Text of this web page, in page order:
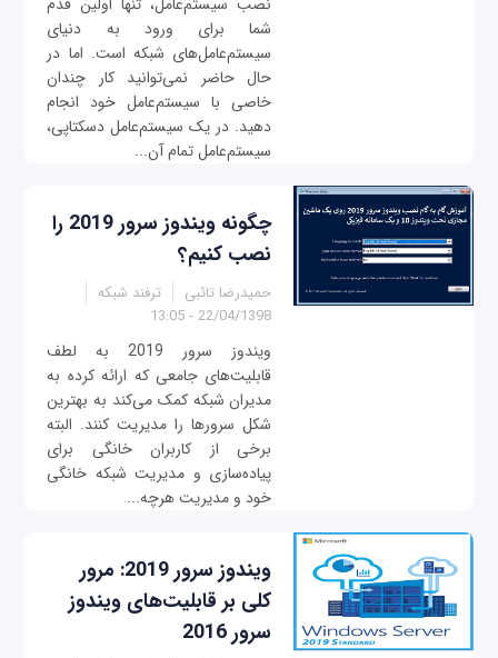
شما برای ورود به دنیای
سیستم‌عامل‌های شبکه است. اما در
حال حاضر نمی‌توانید کار چندان
خاصی با سیستم‌عامل خود انجام
دهید. در یک سیستم‌عامل دسکتاپی،
سیستم‌عامل تمام آن...
چگونه ویندوز سرور 2019 را
نصب کنیم؟
حمیدرضا تائبی
ترفند شبکه
22/04/1398 - 13:05
ویندوز سرور 2019 به لطف
قابلیت‌های جامعی که ارائه کرده به
مدیران شبکه کمک می‌کند به بهترین
شکل سرورها را مدیریت کنند. البته
برخی از کاربران خانگی برای
پیاده‌سازی و مدیریت شبکه خانگی
خود و مدیریت هرچه...
ویندوز سرور 2019: مرور
کلی بر قابلیت‌های ویندوز
سرور 2016